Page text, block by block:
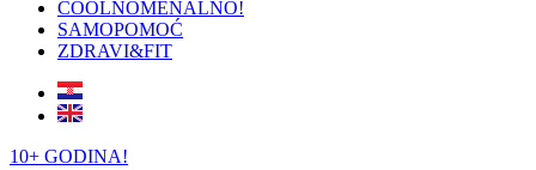
COOLNOMENALNO!
SAMOPOMOĆ
ZDRAVI&FIT
10+ GODINA!